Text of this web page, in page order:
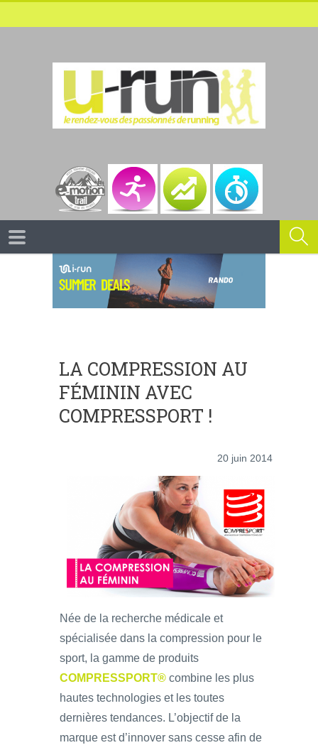
LA COMPRESSION AU
FÉMININ AVEC
COMPRESSPORT !
20 juin 2014
Née de la recherche médicale et
spécialisée dans la compression pour le
sport, la gamme de produits
COMPRESSPORT® combine les plus
hautes technologies et les toutes
dernières tendances. L’objectif de la
marque est d’innover sans cesse afin de